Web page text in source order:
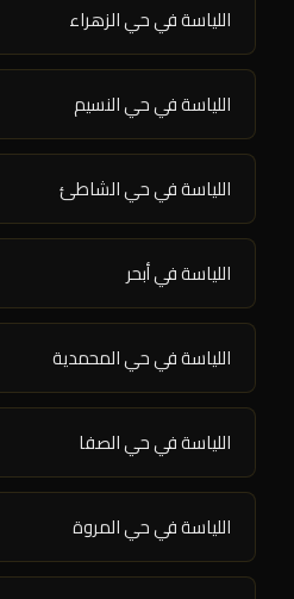
اللياسة في حي الزهراء
اللياسة في حي النسيم
اللياسة في حي الشاطئ
اللياسة في أبحر
اللياسة في حي المحمدية
اللياسة في حي الصفا
اللياسة في حي المروة